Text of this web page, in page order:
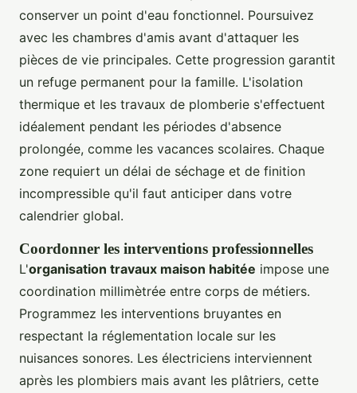
conserver un point d'eau fonctionnel. Poursuivez
avec les chambres d'amis avant d'attaquer les
pièces de vie principales. Cette progression garantit
un refuge permanent pour la famille. L'isolation
thermique et les travaux de plomberie s'effectuent
idéalement pendant les périodes d'absence
prolongée, comme les vacances scolaires. Chaque
zone requiert un délai de séchage et de finition
incompressible qu'il faut anticiper dans votre
calendrier global.
Coordonner les interventions professionnelles
L'organisation travaux maison habitée impose une
coordination millimètrée entre corps de métiers.
Programmez les interventions bruyantes en
respectant la réglementation locale sur les
nuisances sonores. Les électriciens interviennent
après les plombiers mais avant les plâtriers, cette